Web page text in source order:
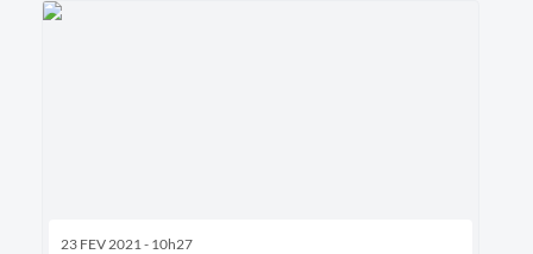
23 FEV 2021 - 10h27